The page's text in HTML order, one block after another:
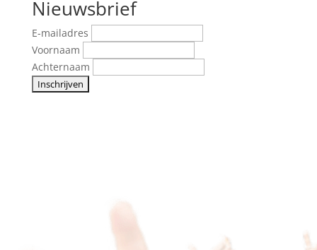
Nieuwsbrief
E-mailadres
Voornaam
Achternaam